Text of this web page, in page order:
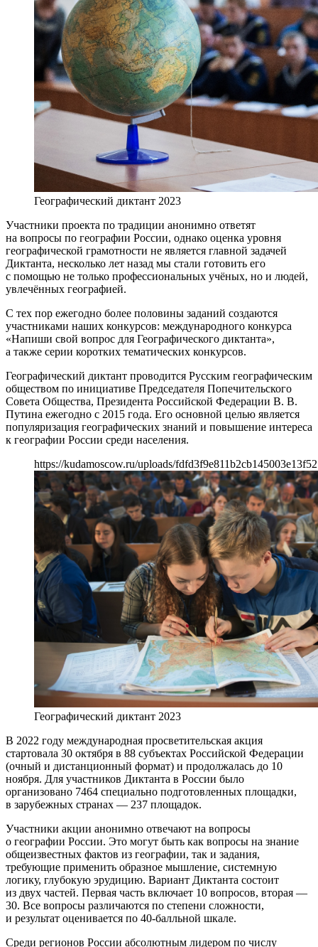
Географический диктант 2023
Участники проекта по традиции анонимно ответят
на вопросы по географии России, однако оценка уровня
географической грамотности не является главной задачей
Диктанта, несколько лет назад мы стали готовить его
с помощью не только профессиональных учёных, но и людей,
увлечённых географией.
С тех пор ежегодно более половины заданий создаются
участниками наших конкурсов: международного конкурса
«Напиши свой вопрос для Географического диктанта»,
а также серии коротких тематических конкурсов.
Географический диктант проводится Русским географическим
обществом по инициативе Председателя Попечительского
Совета Общества, Президента Российской Федерации В. В.
Путина ежегодно с 2015 года. Его основной целью является
популяризация географических знаний и повышение интереса
к географии России среди населения.
https://kudamoscow.ru/uploads/
Географический диктант 2023
В 2022 году международная просветительская акция
стартовала 30 октября в 88 субъектах Российской Федерации
(очный и дистанционный формат) и продолжалась до 10
ноября. Для участников Диктанта в России было
организовано 7464 специально подготовленных площадки,
в зарубежных странах — 237 площадок.
Участники акции анонимно отвечают на вопросы
о географии России. Это могут быть как вопросы на знание
общеизвестных фактов из географии, так и задания,
требующие применить образное мышление, системную
логику, глубокую эрудицию. Вариант Диктанта состоит
из двух частей. Первая часть включает 10 вопросов, вторая —
30. Все вопросы различаются по степени сложности,
и результат оценивается по 40-балльной шкале.
Среди регионов России абсолютным лидером по числу